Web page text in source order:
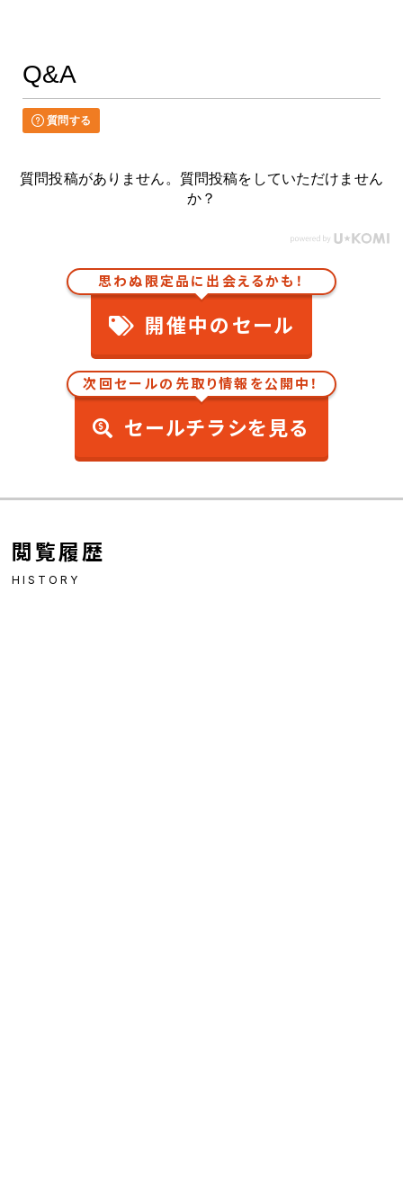
Q&A
質問する
質問投稿がありません。質問投稿をしていただけません
か？
思わぬ限定品に出会えるかも！
開催中のセール
次回セールの先取り情報を公開中！
セールチラシを見る
閲覧履歴
HISTORY